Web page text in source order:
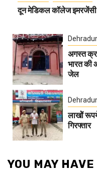
दून मेडिकल कॉलेज इमरजेंसी
अगस्त
भारत की
जेल
लाखोें
गिरफ्तार
YOU MAY